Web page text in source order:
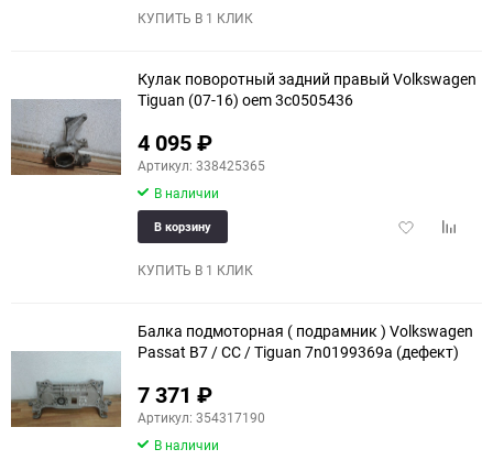
КУПИТЬ В 1 КЛИК
Кулак поворотный задний правый Volkswagen
Tiguan (07-16) oem 3c0505436
4 095₽
Артикул: 338425365
В наличии
Добавить
В корзину
КУПИТЬ В 1 КЛИК
Балка подмоторная ( подрамник ) Volkswagen
Passat B7 / CC / Tiguan 7n0199369a (дефект)
7 371 ₽
Артикул: 354317190
В наличии